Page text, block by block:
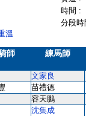
時間 :
分段
溫
師 練馬師
文家良
苗禮德
容天鵬
沈集成